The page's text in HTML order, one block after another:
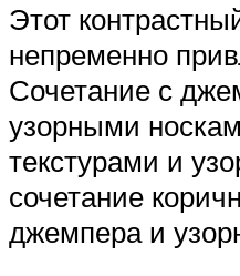
Этот
непременно
Сочетание с
узорными
текстурами и
сочетание
джемпера и